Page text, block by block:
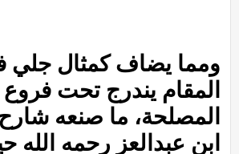
ومما يضاف كمثال جلي
المقام يندرج تحت
المصلحة، ما صنعه
ابن عبدالعز رحمه الله